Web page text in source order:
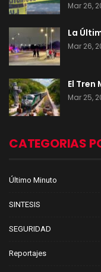
Mar 26,
La
Mar 26,
El
Mar 25,
CATEGORIAS
Último Minuto
SINTESIS
SEGURIDAD
Reportajes